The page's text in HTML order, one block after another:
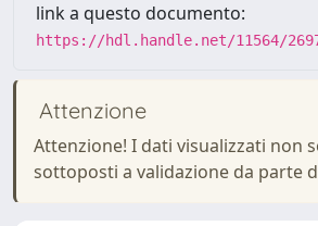
link a questo documento:
https://hdl.handle.net/11564/
Attenzione
Attenzione! I dati visualizzati non
sottoposti a validazione da parte